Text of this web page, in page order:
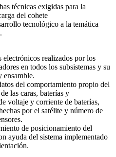
técnicas exigidas para la
del cohete
tecnológico a la temática
realizados por los
en todos los subsistemas y su
ensamble.
del comportamiento propio del
las caras, baterías y
voltaje y corriente de baterías,
por el satélite y número de
de posicionamiento del
ayuda del sistema implementado